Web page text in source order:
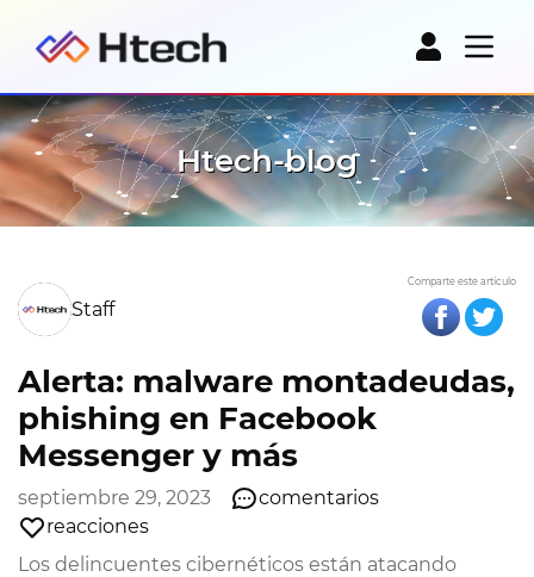
Htech-blog
Staff
Comparte este artículo
Alerta: malware montadeudas,
phishing en Facebook
Messenger y más
septiembre 29, 2023
comentarios
reacciones
Los delincuentes cibernéticos están atacando